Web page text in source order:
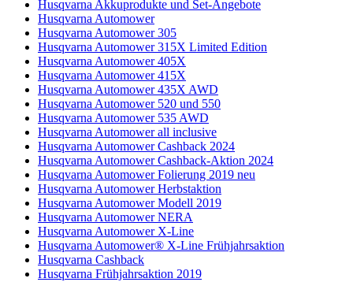
Husqvarna Akkuprodukte und Set-Angebote
Husqvarna Automower
Husqvarna Automower 305
Husqvarna Automower 315X Limited Edition
Husqvarna Automower 405X
Husqvarna Automower 415X
Husqvarna Automower 435X AWD
Husqvarna Automower 520 und 550
Husqvarna Automower 535 AWD
Husqvarna Automower all inclusive
Husqvarna Automower Cashback 2024
Husqvarna Automower Cashback-Aktion 2024
Husqvarna Automower Folierung 2019 neu
Husqvarna Automower Herbstaktion
Husqvarna Automower Modell 2019
Husqvarna Automower NERA
Husqvarna Automower X-Line
Husqvarna Automower® X-Line Frühjahrsaktion
Husqvarna Cashback
Husqvarna Frühjahrsaktion 2019